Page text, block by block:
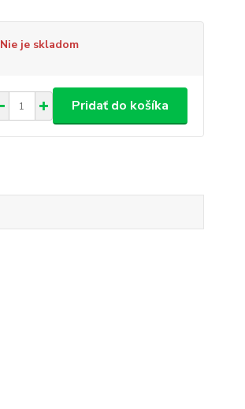
Nie je skladom
Pridať do košíka